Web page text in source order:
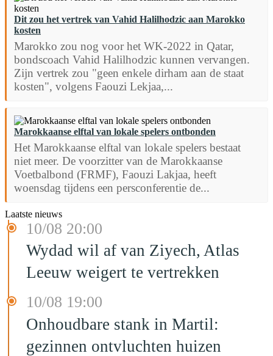
Dit zou het vertrek van Vahid Halilhodzic aan Marokko
kosten
Marokko zou nog voor het WK-2022 in Qatar,
bondscoach Vahid Halilhodzic kunnen vervangen.
Zijn vertrek zou "geen enkele dirham aan de staat
kosten", volgens Faouzi Lekjaa,...
Marokkaanse elftal van lokale spelers ontbonden
Het Marokkaanse elftal van lokale spelers bestaat
niet meer. De voorzitter van de Marokkaanse
Voetbalbond (FRMF), Faouzi Lakjaa, heeft
woensdag tijdens een persconferentie de...
Laatste nieuws
10/08 20:00
Wydad wil af van Ziyech, Atlas
Leeuw weigert te vertrekken
10/08 19:00
Onhoudbare stank in Martil:
gezinnen ontvluchten huizen